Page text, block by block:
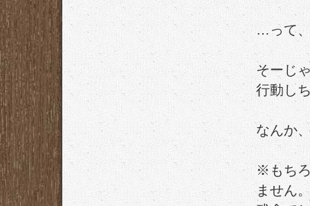
…って
そーじ
行動し
なんか
※もち
ません